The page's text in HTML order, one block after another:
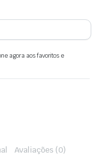
agora aos favoritos e
Avaliações (0)